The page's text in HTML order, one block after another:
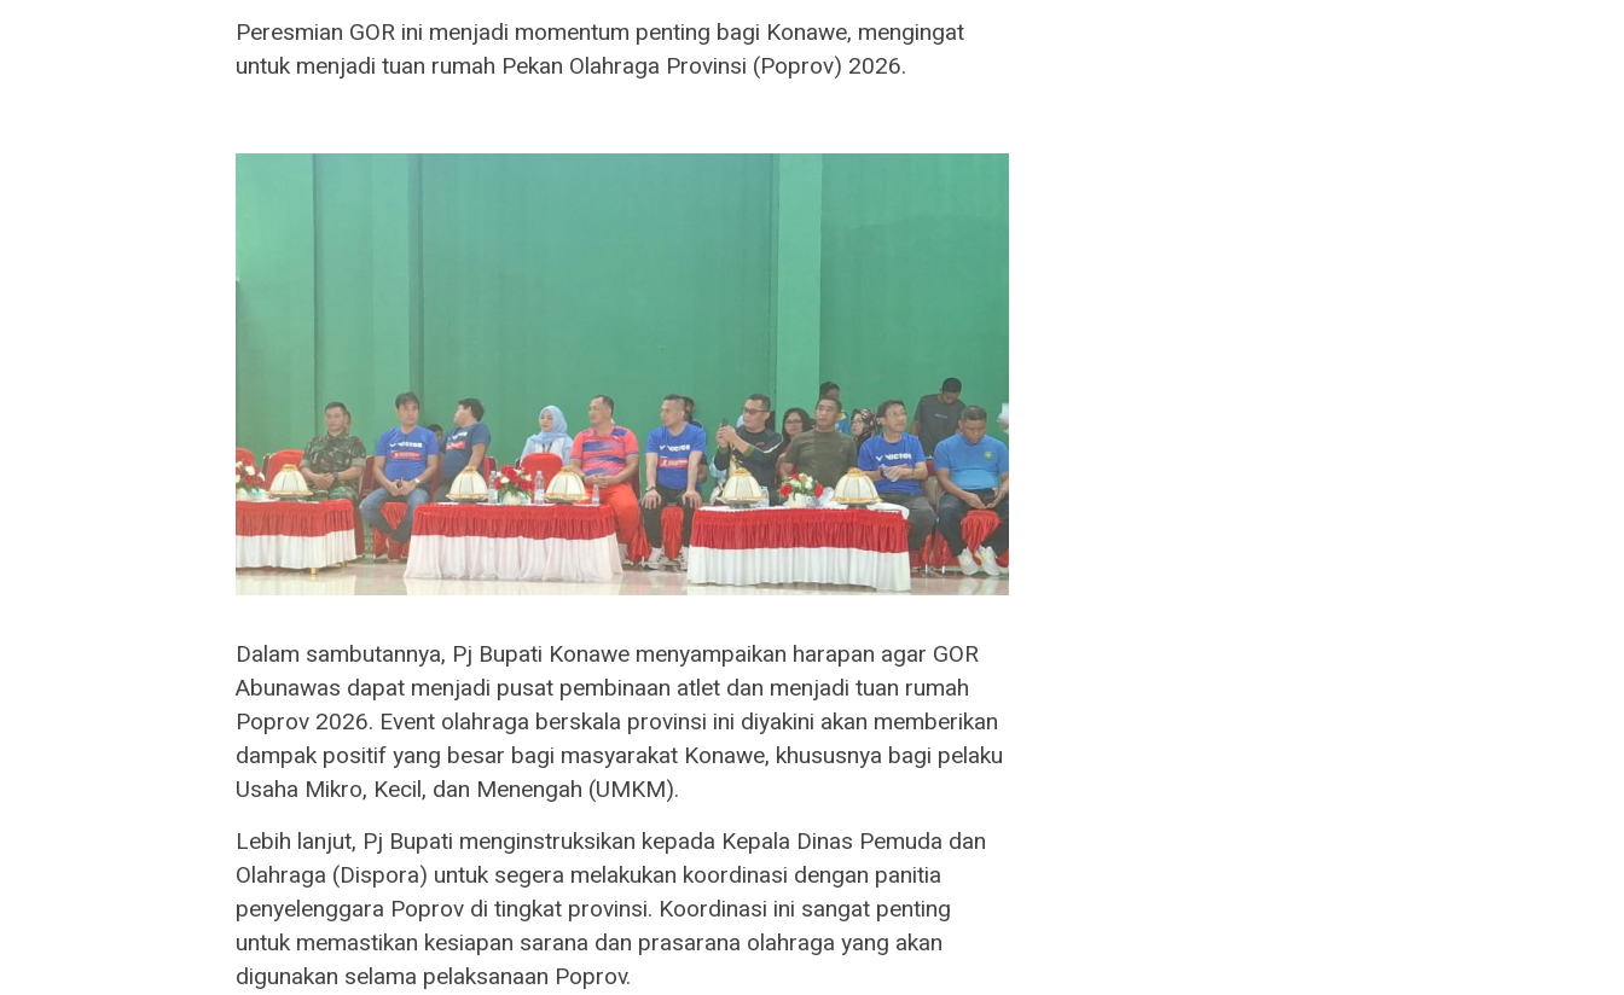
Peresmian GOR ini menjadi momentum penting bagi Konawe, mengingat
untuk menjadi tuan rumah Pekan Olahraga Provinsi (Poprov) 2026.
Dalam sambutannya, Pj Bupati Konawe menyampaikan harapan agar GOR
Abunawas dapat menjadi pusat pembinaan atlet dan menjadi tuan rumah
Poprov 2026. Event olahraga berskala provinsi ini diyakini akan memberikan
dampak positif yang besar bagi masyarakat Konawe, khususnya bagi pelaku
Usaha Mikro, Kecil, dan Menengah (UMKM).
Lebih lanjut, Pj Bupati menginstruksikan kepada Kepala Dinas Pemuda dan
Olahraga (Dispora) untuk segera melakukan koordinasi dengan panitia
penyelenggara Poprov di tingkat provinsi. Koordinasi ini sangat penting
untuk memastikan kesiapan sarana dan prasarana olahraga yang akan
digunakan selama pelaksanaan Poprov.